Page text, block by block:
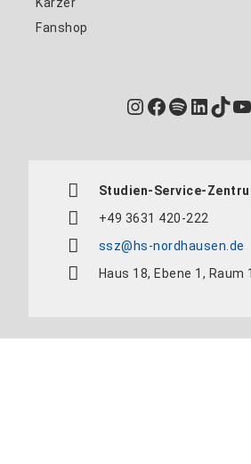
Karzer
Fanshop
Instagram
Facebook
Spotify
Studien-Service-
+49 3631 420-222
ssz@hs-nordhausen.de
Haus 18, Ebene 1, Raum